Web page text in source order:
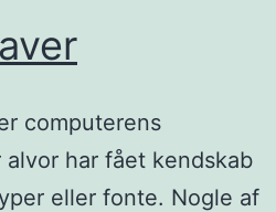
computerens
har fået kendskab
eller fonte. Nogle af